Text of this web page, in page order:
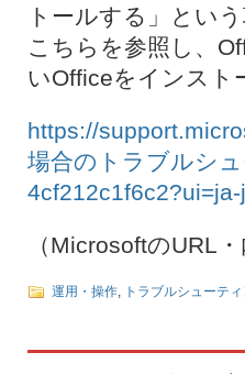
トールする」とい
こちらを参照し、
いOfficeをインスト
https://
場合のトラブルシ
（MicrosoftのURL
運用・操作, トラブルシューテ